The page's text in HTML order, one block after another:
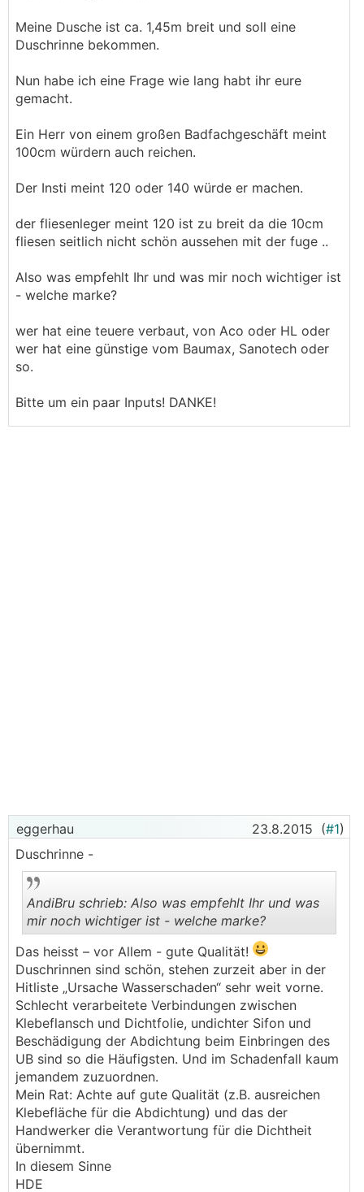
Meine Dusche ist ca. 1,45m breit und soll eine
Duschrinne bekommen.
Nun habe ich eine Frage wie lang habt ihr eure
gemacht.
Ein Herr von einem großen Badfachgeschäft meint
100cm würdern auch reichen.
Der Insti meint 120 oder 140 würde er machen.
der fliesenleger meint 120 ist zu breit da die 10cm
fliesen seitlich nicht schön aussehen mit der fuge ..
Also was empfehlt Ihr und was mir noch wichtiger ist
- welche marke?
wer hat eine teuere verbaut, von Aco oder HL oder
wer hat eine günstige vom Baumax, Sanotech oder
so.
Bitte um ein paar Inputs! DANKE!
eggerhau 23.8.2015 (#1)
Duschrinne -
AndiBru schrieb: Also was empfehlt Ihr und was
mir noch wichtiger ist - welche marke?
Das heisst – vor Allem - gute Qualität!
Duschrinnen sind schön, stehen zurzeit aber in der
Hitliste „Ursache Wasserschaden“ sehr weit vorne.
Schlecht verarbeitete Verbindungen zwischen
Klebeflansch und Dichtfolie, undichter Sifon und
Beschädigung der Abdichtung beim Einbringen des
UB sind so die Häufigsten. Und im Schadenfall kaum
jemandem zuzuordnen.
Mein Rat: Achte auf gute Qualität (z.B. ausreichen
Klebefläche für die Abdichtung) und das der
Handwerker die Verantwortung für die Dichtheit
übernimmt.
In diesem Sinne
HDE